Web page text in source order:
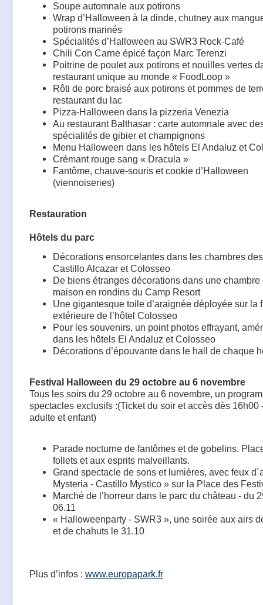
Soupe automnale aux potirons
Wrap d’Halloween à la dinde, chutney aux
potirons marinés
Spécialités d’Halloween au SWR3 Rock-Café
Chili Con Carne épicé façon Marc Terenzi
Poitrine de poulet aux potirons et nouilles vertes
restaurant unique au monde « FoodLoop »
Rôti de porc braisé aux potirons et pommes de
restaurant du lac
Pizza-Halloween dans la pizzeria Venezia
Au restaurant Balthasar : carte automnale avec
spécialités de gibier et champignons
Menu Halloween dans les hôtels El Andaluz et
Crémant rouge sang « Dracula »
Fantôme, chauve-souris et cookie d’Halloween
(viennoiseries)
Restauration
Hôtels du parc
Décorations ensorcelantes dans les chambres
Castillo Alcazar et Colosseo
De biens étranges décorations dans une chambre
maison en rondins du Camp Resort
Une gigantesque toile d’araignée déployée sur la
extérieure de l’hôtel Colosseo
Pour les souvenirs, un point photos effrayant,
dans les hôtels El Andaluz et Colosseo
Décorations d’épouvante dans le hall de chaque
Festival Halloween du 29 octobre au 6 novembre
Tous les soirs du 29 octobre au 6 novembre, un
spectacles exclusifs :(Ticket du soir et accès dès 16h00
adulte et enfant)
Parade nocturne de fantômes et de gobelins.
follets et aux esprits malveillants.
Grand spectacle de sons et lumières, avec feux
Mysteria - Castillo Mystico » sur la Place des
Marché de l’horreur dans le parc du château - du
06.11
« Halloweenparty - SWR3 », une soirée aux airs
et de chahuts le 31.10
Plus d’infos : www.europapark.fr